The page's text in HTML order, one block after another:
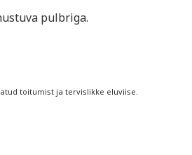
pulbriga.
toitumist ja tervislikke eluviise.